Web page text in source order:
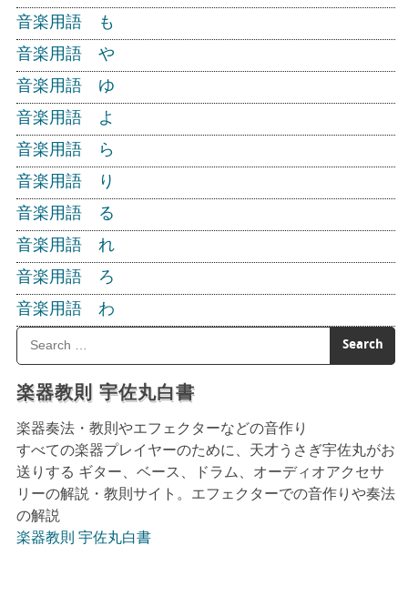
音楽用語 も
音楽用語 や
音楽用語 ゆ
音楽用語 よ
音楽用語 ら
音楽用語 り
音楽用語 る
音楽用語 れ
音楽用語 ろ
音楽用語 わ
楽器教則 宇佐丸白書
楽器奏法・教則やエフェクターなどの音作り
すべての楽器プレイヤーのために、天才うさぎ宇佐丸がお
送りする ギター、ベース、ドラム、オーディオアクセサ
リーの解説・教則サイト。エフェクターでの音作りや奏法
の解説
楽器教則 宇佐丸白書